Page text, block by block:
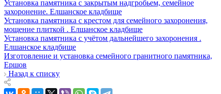
Установка памятника с закрытым надгробьем, семейное
захоронение. Елшанское кладбище
Установка памятника с крестом для семейного захоронения,
мощение плиткой . Елшанское кладбище
Установка памятника с учётом дальнейшего захоронения .
Елшанское кладбище
Изготовление и установка семейного гранитного памятника,
Ершов
Назад к списку